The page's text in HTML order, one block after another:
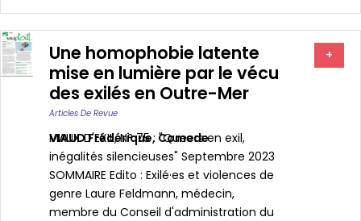
Une homophobie latente
mise en lumière par le vécu
des exilés en Outre-Mer
Articles De Revue
VIAUD Frédérique, Comede
MAUX D'EXIL, N° 75 : "Queers en exil,
inégalités silencieuses" Septembre 2023
SOMMAIRE Edito : Exilé·es et violences de
genre Laure Feldmann, médecin,
membre du Conseil d'administration du
+